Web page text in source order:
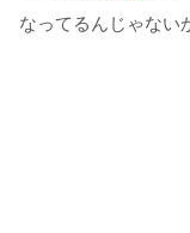
なってるんじゃない